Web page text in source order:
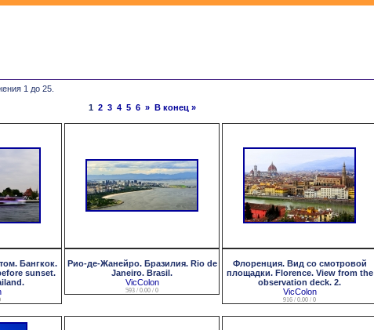
1 до 25.
1 2 3 4 5 6 » В конец »
Бангкок.
sunset.
Рио-де-Жанейро. Бразилия. Rio de
Janeiro. Brasil.
VicColon
593 / 0.00 / 0
Флоренция. Вид со смотровой
площадки. Florence. View from the
observation deck. 2.
VicColon
916 / 0.00 / 0